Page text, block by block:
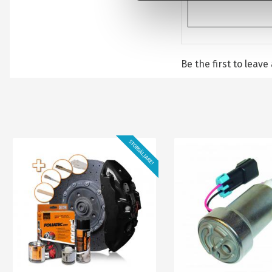
Be the first to leave
STORSÄLJARE!